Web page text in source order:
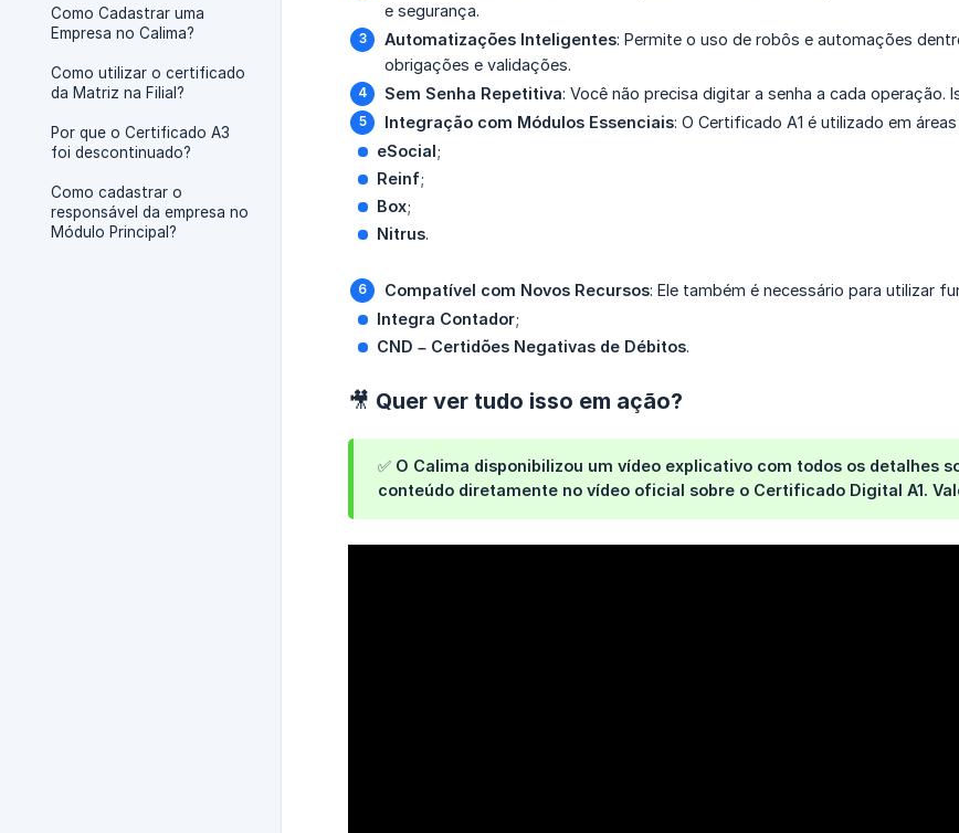
Como Cadastrar uma
Empresa no Calima?
Como utilizar o certificado
da Matriz na Filial?
Por que o Certificado A3
foi descontinuado?
Como cadastrar o
responsável da empresa no
Módulo Principal?
e segurança.
Automatizações Inteligentes: Permite o uso de robôs e automações
obrigações e validações.
Sem Senha Repetitiva: Você não precisa digitar a senha a cada
Integração com Módulos Essenciais: O Certificado A1 é utilizado em
eSocial;
Reinf;
Box;
Nitrus.
Compatível com Novos Recursos: Ele também é necessário para utilizar
Integra Contador;
CND – Certidões Negativas de Débitos.
🎥 Quer ver tudo isso em ação?
✅ O Calima disponibilizou um vídeo explicativo com todos os detalhes
conteúdo diretamente no vídeo oficial sobre o Certificado Digital A1.